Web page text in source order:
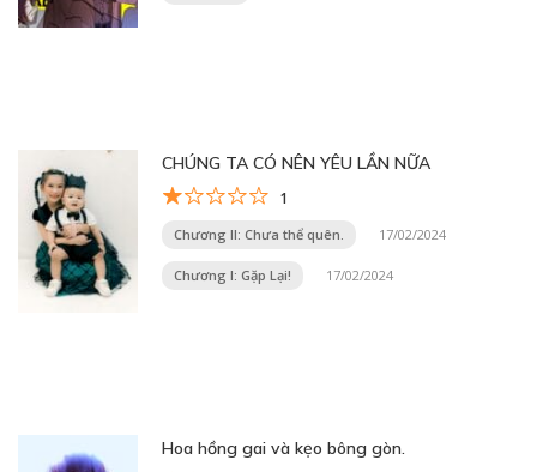
CHÚNG TA CÓ NÊN YÊU LẦN NỮA
1
Chương II: Chưa thể quên. 17/02/2024
Chương I: Gặp Lại! 17/02/2024
Hoa hồng gai và kẹo bông gòn.